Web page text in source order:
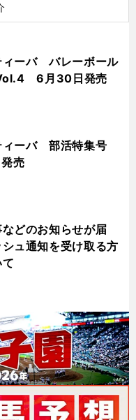
ィーバ バレーボール
6月30日発売
ィーバ 部活特集号
売
どのお知らせが届
ュ通知を受け取る方